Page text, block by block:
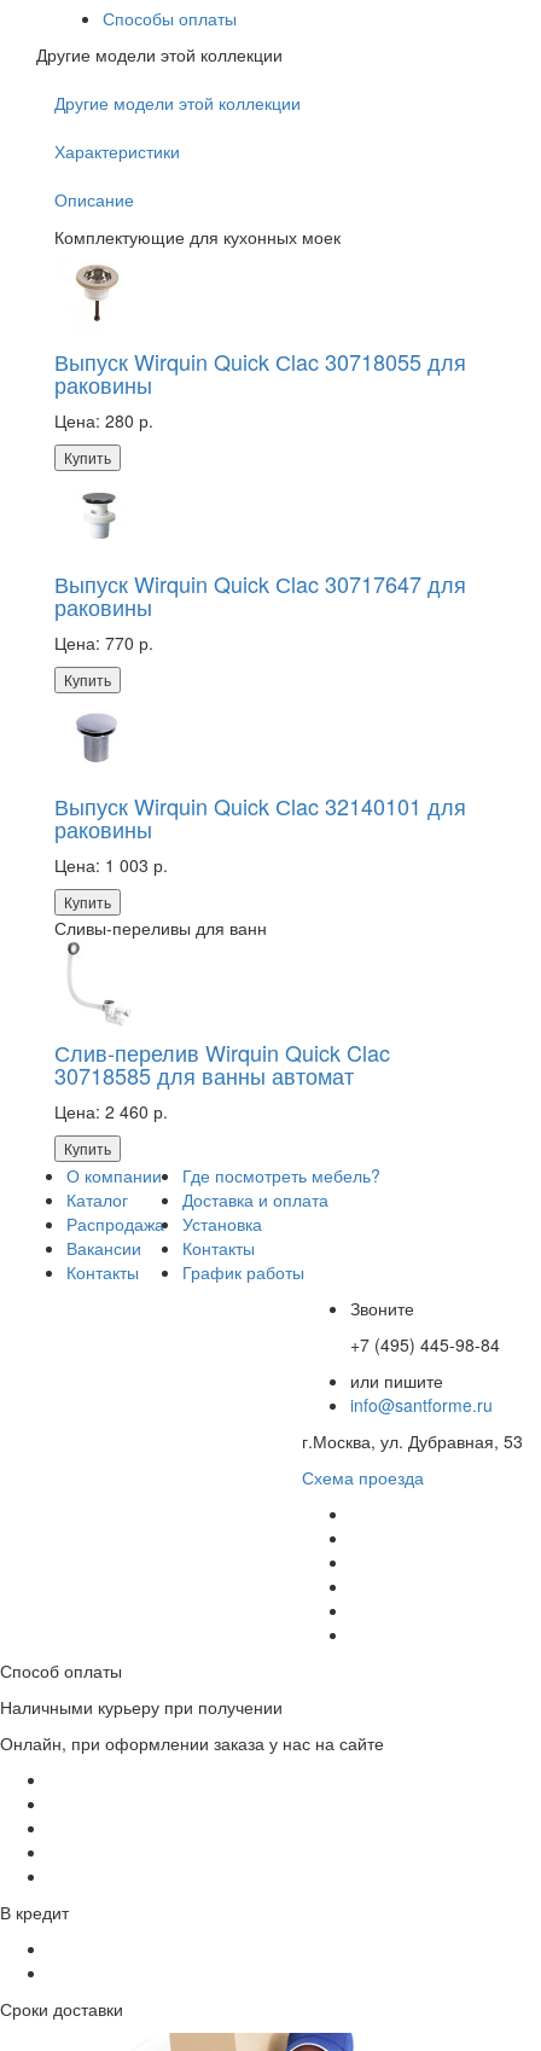
Способы оплаты
Другие модели этой коллекции
Другие модели этой коллекции
Характеристики
Описание
Комплектующие для кухонных моек
Выпуск Wirquin Quick Сlac 30718055 для
раковины
Цена: 280 р.
Купить
Выпуск Wirquin Quick Сlac 30717647 для
раковины
Цена: 770 р.
Купить
Выпуск Wirquin Quick Сlac 32140101 для
раковины
Цена: 1 003 р.
Купить
Сливы-переливы для ванн
Слив-перелив Wirquin Quick Clac
30718585 для ванны автомат
Цена: 2 460 р.
Купить
О компании
Каталог
Распродажа
Вакансии
Контакты
Где посмотреть мебель?
Доставка и оплата
Установка
Контакты
График работы
Звоните
+7 (495) 445-98-84
или пишите
info@santforme.ru
г.Москва, ул. Дубравная, 53
Схема проезда
Способ оплаты
Наличными курьеру при получении
Онлайн, при оформлении заказа у нас на сайте
В кредит
Сроки доставки